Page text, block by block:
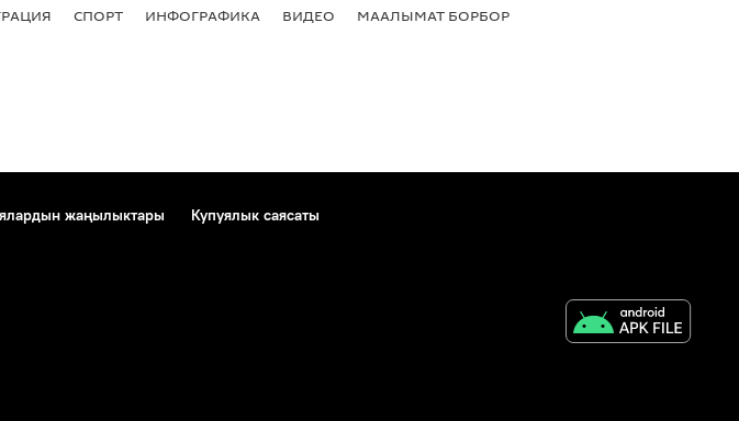
СПОРТ ИНФОГРАФИКА ВИДЕО МААЛЫМАТ БОРБОР
жаңылыктары
Купуялык саясаты